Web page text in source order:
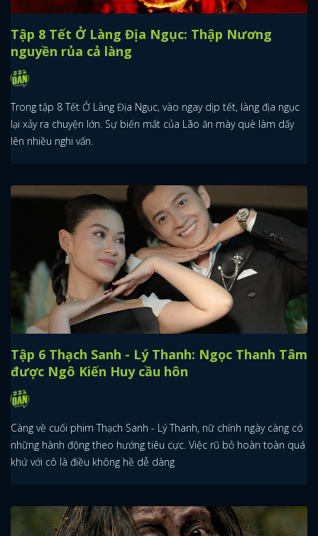
Tập 8 Tết Ở Làng Địa Ngục: Thập Nương
nguyền rủa cả làng
Trong tập 8 Tết Ở Làng Địa Ngục, vào ngay dịp tết, làng địa ngục
lại xảy ra chuyện lớn. Sự biến mất của Lão ăn mày què làm dấy
lên nhiều nghi vấn.
Tập 6 Thạch Sanh - Lý Thanh: Ngọc Thanh Tâm
được Ngô Kiến Huy cầu hôn
Càng về cuối phim Thạch Sanh - Lý Thanh, nữ chính ngày càng có
những hành động theo hướng tiêu cực. Việc rũ bỏ hoàn toàn quá
khứ với cô là điều không hề dễ dàng